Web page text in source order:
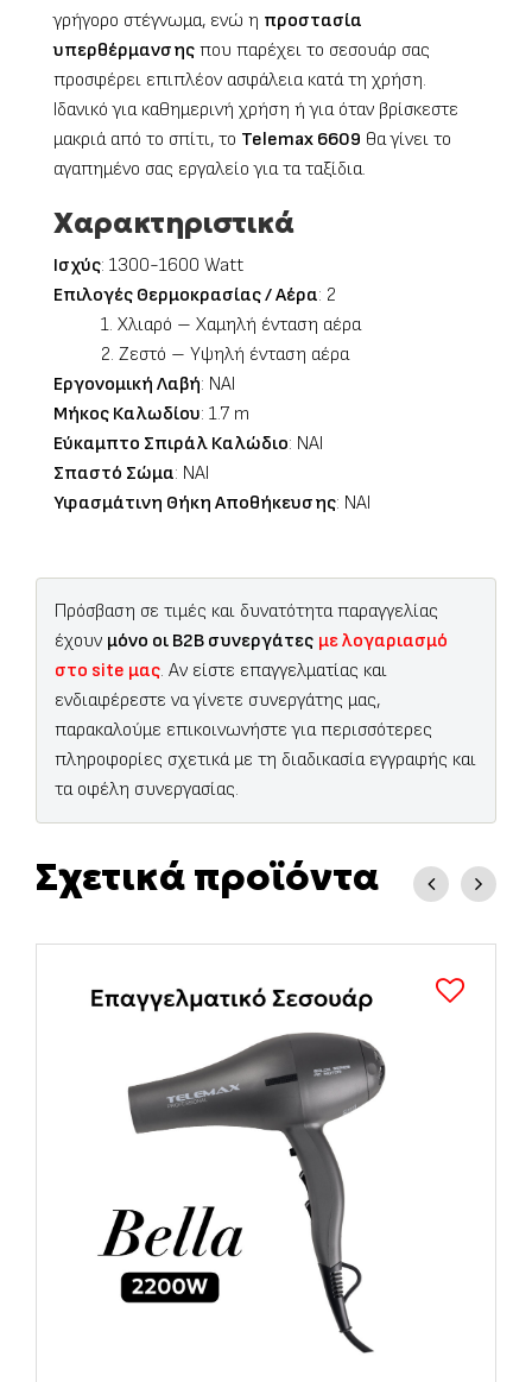
γρήγορο στέγνωμα, ενώ η προστασία
υπερθέρμανσης που παρέχει το σεσουάρ σας
προσφέρει επιπλέον ασφάλεια κατά τη χρήση.
Ιδανικό για καθημερινή χρήση ή για όταν βρίσκεστε
μακριά από το σπίτι, το Telemax 6609 θα γίνει το
αγαπημένο σας εργαλείο για τα ταξίδια.
Χαρακτηριστικά
Ισχύς: 1300-1600 Watt
Επιλογές Θερμοκρασίας / Αέρα: 2
1. Χλιαρό – Χαμηλή ένταση αέρα
2. Ζεστό – Υψηλή ένταση αέρα
Εργονομική Λαβή: ΝΑΙ
Μήκος Καλωδίου: 1.7 m
Εύκαμπτο Σπιράλ Καλώδιο: ΝΑΙ
Σπαστό Σώμα: ΝΑΙ
Υφασμάτινη Θήκη Αποθήκευσης: ΝΑΙ
Πρόσβαση σε τιμές και δυνατότητα παραγγελίας
έχουν μόνο οι B2B συνεργάτες με λογαριασμό
στο site μας. Αν είστε επαγγελματίας και
ενδιαφέρεστε να γίνετε συνεργάτης μας,
παρακαλούμε επικοινωνήστε για περισσότερες
πληροφορίες σχετικά με τη διαδικασία εγγραφής και
τα οφέλη συνεργασίας.
Σχετικά προϊόντα